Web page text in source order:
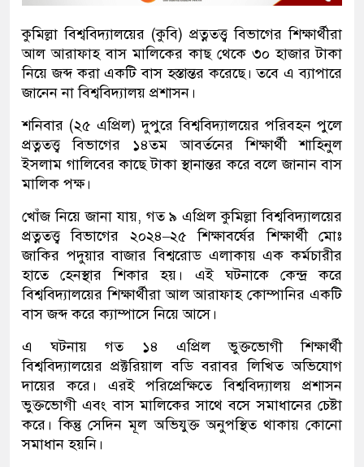
কুমিল্লা বিশ্ববিদ্যালয়ের (কুবি) প্রত্নতত্ত্ব বিভাগের শিক্ষার্থীরা
আল আরাফাহ বাস মালিকের কাছ থেকে ৩০ হাজার টাকা
নিয়ে জব্দ করা একটি বাস হস্তান্তর করেছে। তবে এ ব্যাপারে
জানেন না বিশ্ববিদ্যালয় প্রশাসন।
শনিবার (২৫ এপ্রিল) দুপুরে বিশ্ববিদ্যালয়ের পরিবহন পুলে
প্রত্নতত্ত্ব বিভাগের ১৪তম আবর্তনের শিক্ষার্থী শাহিনুল
ইসলাম গালিবের কাছে টাকা স্থানান্তর করে বলে জানান বাস
মালিক পক্ষ।
খোঁজ নিয়ে জানা যায়, গত ৯ এপ্রিল কুমিল্লা বিশ্ববিদ্যালয়ের
প্রত্নতত্ত্ব বিভাগের ২০২৪–২৫ শিক্ষাবর্ষের শিক্ষার্থী মোঃ
জাকির পদুয়ার বাজার বিশ্বরোড এলাকায় এক কর্মচারীর
হাতে হেনস্থার শিকার হয়। এই ঘটনাকে কেন্দ্র করে
বিশ্ববিদ্যালয়ের শিক্ষার্থীরা আল আরাফাহ কোম্পানির একটি
বাস জব্দ করে ক্যাম্পাসে নিয়ে আসে।
এ ঘটনায় গত ১৪ এপ্রিল ভুক্তভোগী শিক্ষার্থী
বিশ্ববিদ্যালয়ের প্রক্টরিয়াল বডি বরাবর লিখিত অভিযোগ
দায়ের করে। এরই পরিপ্রেক্ষিতে বিশ্ববিদ্যালয় প্রশাসন
ভুক্তভোগী এবং বাস মালিকের সাথে বসে সমাধানের চেষ্টা
করে। কিন্তু সেদিন মূল অভিযুক্ত অনুপস্থিত থাকায় কোনো
সমাধান হয়নি।